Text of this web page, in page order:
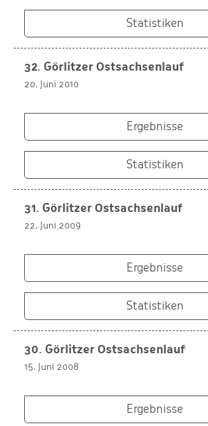
Statistiken
32. Görlitzer Ostsachsenlauf
20. Juni 2010
Ergebnisse
Statistiken
31. Görlitzer Ostsachsenlauf
22. Juni 2009
Ergebnisse
Statistiken
30. Görlitzer Ostsachsenlauf
15. Juni 2008
Ergebnisse